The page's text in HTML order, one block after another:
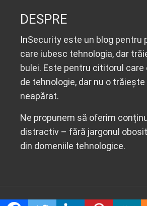
DESPRE
InSecurity este un blog pentru
care iubesc tehnologia, dar
bulei. Este pentru cititorul
de tehnologie, dar nu o
neapărat.
Ne propunem să oferim
distractiv – fără jargonul
din domeniile tehnologice.
© 2020 Insecurity.ro. All